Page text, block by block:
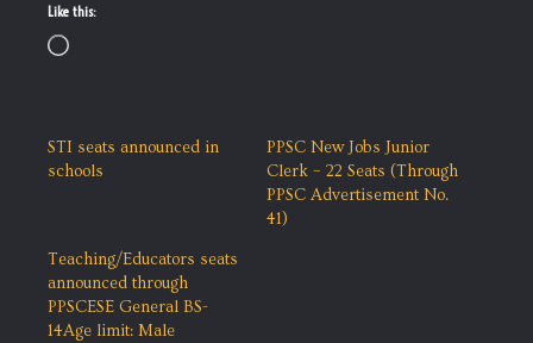
Like this:
Loading…
STI seats announced in
schools
PPSC New Jobs Junior
Clerk – 22 Seats (Through
PPSC Advertisement No.
41)
Teaching/Educators seats
announced through
PPSCESE General BS-
14Age limit: Male